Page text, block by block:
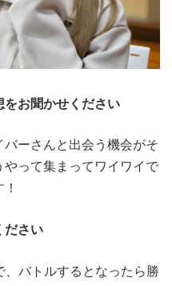
お聞かせください
ーさんと出会う機会がそ
って集まってワイワイで
さい
バトルするとなったら勝